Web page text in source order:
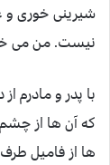
شیرینی خوری و
نیست. من می
با پدر و مادرم
که آن ها از
ها از فامیل